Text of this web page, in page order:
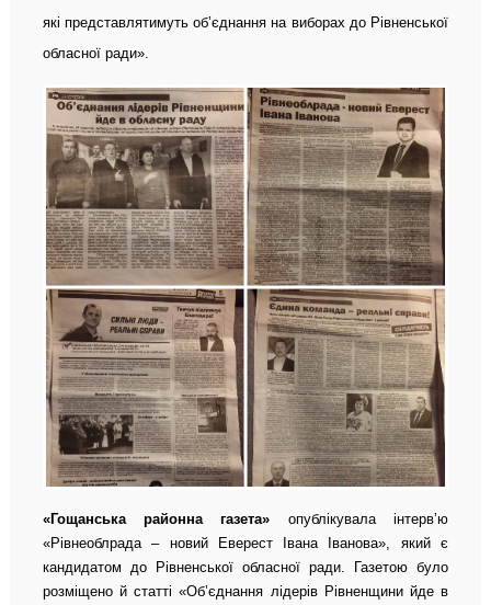
які представлятимуть об’єднання на виборах до Рівненської
обласної ради».
«Гощанська районна газета» опублікувала інтерв’ю
«Рівнеоблрада – новий Еверест Івана Іванова», який є
кандидатом до Рівненської обласної ради. Газетою було
розміщено й статті «Об’єднання лідерів Рівненщини йде в